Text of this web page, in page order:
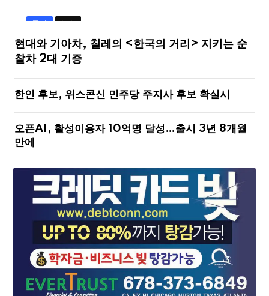
국제 뉴스
현대와 기아차, 칠레의 <한국의 거리> 지키는 순
찰차 2대 기증
한인 후보, 위스콘신 민주당 주지사 후보 확실시
오픈AI, 활성이용자 10억명 달성…출시 3년 8개월
만에